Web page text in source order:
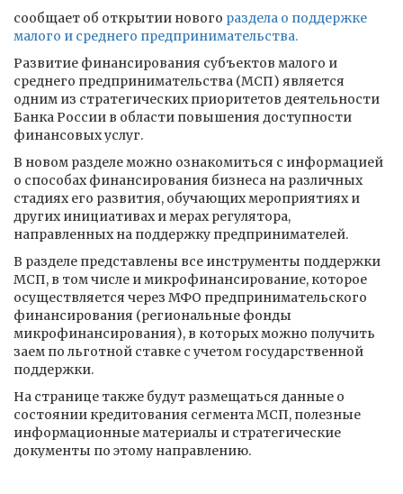
сообщает об открытии нового раздела о поддержке
малого и среднего предпринимательства.
Развитие финансирования субъектов малого и
среднего предпринимательства (МСП) является
одним из стратегических приоритетов деятельности
Банка России в области повышения доступности
финансовых услуг.
В новом разделе можно ознакомиться с информацией
о способах финансирования бизнеса на различных
стадиях его развития, обучающих мероприятиях и
других инициативах и мерах регулятора,
направленных на поддержку предпринимателей.
В разделе представлены все инструменты поддержки
МСП, в том числе и микрофинансирование, которое
осуществляется через МФО предпринимательского
финансирования (региональные фонды
микрофинансирования), в которых можно получить
заем по льготной ставке с учетом государственной
поддержки.
На странице также будут размещаться данные о
состоянии кредитования сегмента МСП, полезные
информационные материалы и стратегические
документы по этому направлению.